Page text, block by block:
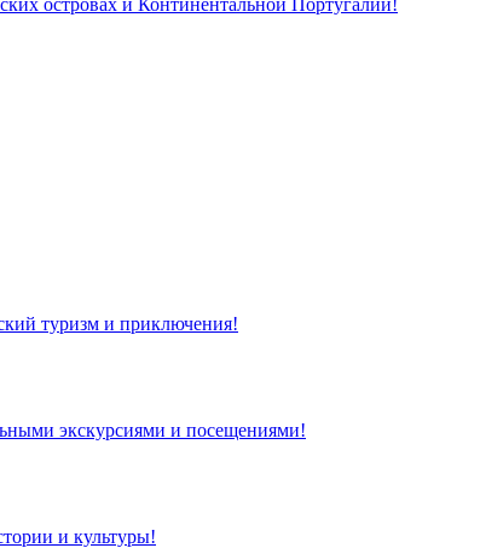
туризм и приключения!
экскурсиями и посещениями!
и культуры!